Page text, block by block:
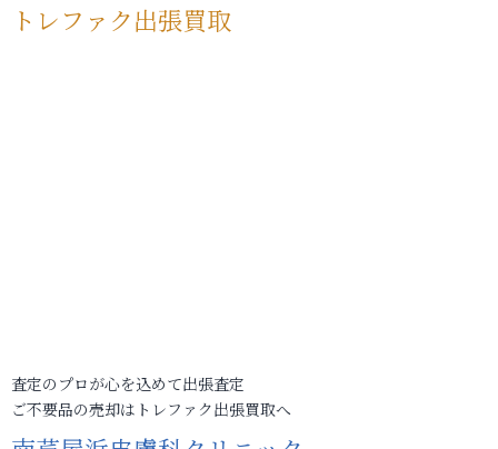
トレファク出張買取
査定のプロが心を込めて出張査定
ご不要品の売却はトレファク出張買取へ